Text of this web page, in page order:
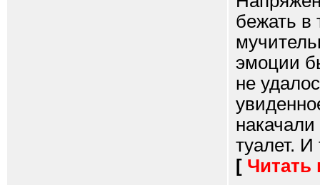
бежать в
эмоции
не
туалет. И
[ Читать